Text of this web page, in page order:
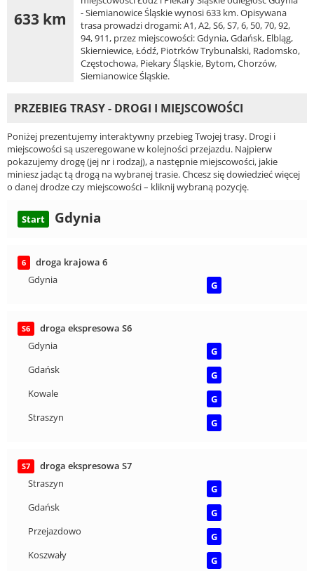
633 km
- Siemianowice Śląskie wynosi 633 km. Opisywana
trasa prowadzi drogami: A1, A2, S6, S7, 6, 50, 70, 92,
94, 911, przez miejscowości: Gdynia, Gdańsk, Elbląg,
Skierniewice, Łódź, Piotrków Trybunalski, Radomsko,
Częstochowa, Piekary Śląskie, Bytom, Chorzów,
Siemianowice Śląskie.
PRZEBIEG TRASY - DROGI I MIEJSCOWOŚCI
Poniżej prezentujemy interaktywny przebieg Twojej trasy. Drogi i
miejscowości są uszeregowane w kolejności przejazdu. Najpierw
pokazujemy drogę (jej nr i rodzaj), a następnie miejscowości, jakie
miniesz jadąc tą drogą na wybranej trasie. Chcesz się dowiedzieć więcej
o danej drodze czy miejscowości – kliknij wybraną pozycję.
Start Gdynia
6
droga krajowa 6
Gdynia
G
S6
droga ekspresowa S6
Gdynia
G
Gdańsk
G
Kowale
G
Straszyn
G
S7
droga ekspresowa S7
Straszyn
G
Gdańsk
G
Przejazdowo
G
Koszwały
G